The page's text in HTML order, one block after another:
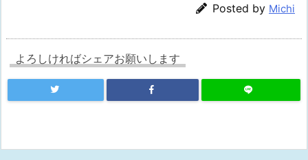
Posted by Michi
よろしければシェアお願いします